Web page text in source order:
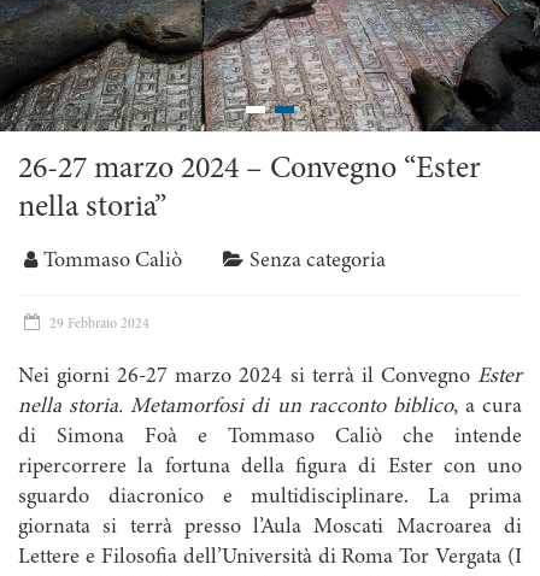
26-27 marzo 2024 – Convegno “Ester
nella storia”
Tommaso Caliò Senza categoria
29 Febbraio 2024
Nei giorni 26-27 marzo 2024 si terrà il Convegno Ester
nella storia. Metamorfosi di un racconto biblico, a cura
di Simona Foà e Tommaso Caliò che intende
ripercorrere la fortuna della figura di Ester con uno
sguardo diacronico e multidisciplinare. La prima
giornata si terrà presso l’Aula Moscati Macroarea di
Lettere e Filosofia dell’Università di Roma Tor Vergata (I